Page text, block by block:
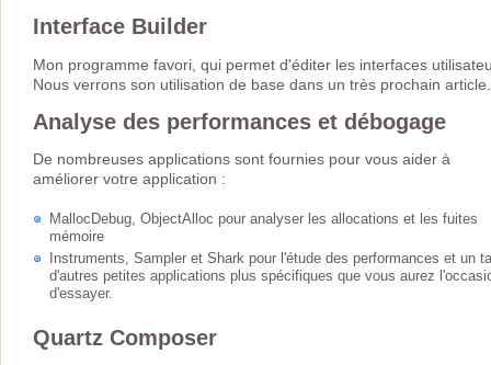
Interface Builder
Mon programme favori, qui permet d'éditer les interfaces
Nous verrons son utilisation de base dans un très prochain article.
Analyse des performances et débogage
De nombreuses applications sont fournies pour vous aider à
améliorer votre application :
MallocDebug, ObjectAlloc pour analyser les allocations et les fuites
mémoire
Instruments, Sampler et Shark pour l'étude des performances et un
d'autres petites applications plus spécifiques que vous aurez
d'essayer.
Quartz Composer